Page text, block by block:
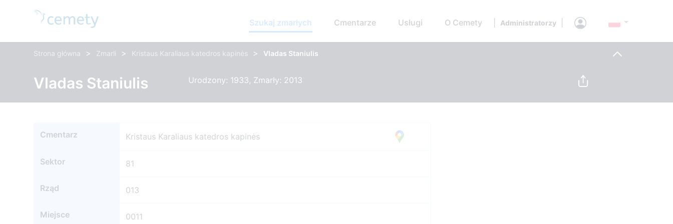
Szukaj zmarłych Cmentarze Usługi O Cemety Administratorzy
Strona główna > Zmarli > Kristaus Karaliaus katedros kapinės > Vladas Staniulis
Vladas Staniulis Urodzony: 1933, Zmarły: 2013
Cmentarz Kristaus Karaliaus katedros kapinės
Sektor 81
Rząd 013
Miejsce 0011